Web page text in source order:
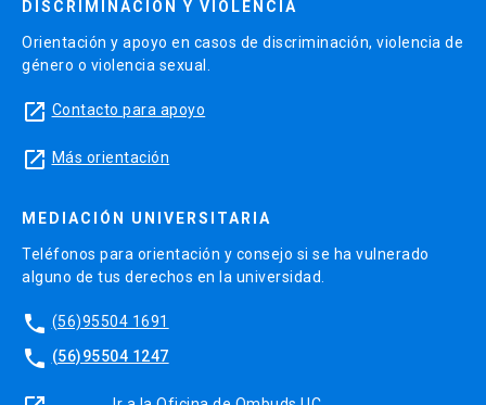
DISCRIMINACIÓN Y VIOLENCIA
Orientación y apoyo en casos de discriminación, violencia de
género o violencia sexual.
launch Contacto para apoyo
launch Más orientación
MEDIACIÓN UNIVERSITARIA
Teléfonos para orientación y consejo si se ha vulnerado
alguno de tus derechos en la universidad.
phone (56)95504 1691
phone (56)95504 1247